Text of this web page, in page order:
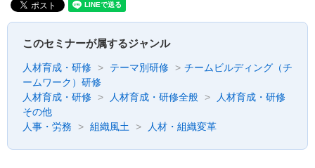
このセミナーが属するジャンル
人材育成・研修 テーマ別研修
チームビルディング（チ
ームワーク）研修
人材育成・研修
人材育成・研修全般
人材育成・研修
その他
人事・労務
組織風土 人材・組織変革